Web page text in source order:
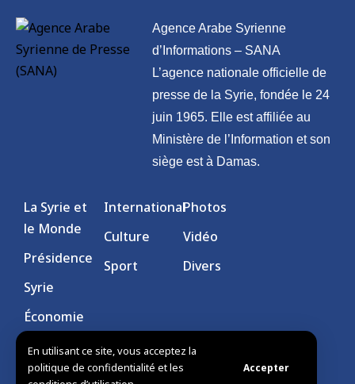
En utilisant ce site, vous acceptez la
politique de confidentialité et les
Accepter
Agence Arabe Syrienne
d’Informations – SANA
L’agence nationale officielle de
presse de la Syrie, fondée le 24
juin 1965. Elle est affiliée au
Ministère de l’Information et son
siège est à Damas.
La Syrie et
le Monde
Présidence
Syrie
Économie
International
Culture
Sport
Photos
Vidéo
Divers